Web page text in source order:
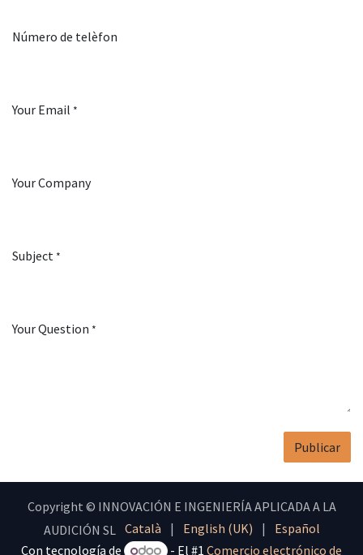
Número de telèfon
Your Email *
Your Company
Subject *
Your Question *
Publicar
Copyright © INNOVACIÓN E INGENIERÍA APLICADA A LA
AUDICIÓN SL Català | English (UK) |
Español
Con tecnología de
- El #1Comercio electrónico de